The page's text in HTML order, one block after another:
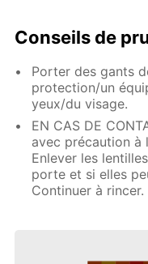
Conseils de
Porter des gants
protection/un
yeux/du visage.
EN CAS DE
avec précaution à
Enlever les
porte et si elles
Continuer à rincer.